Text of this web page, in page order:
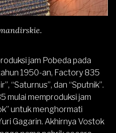
jam Pobeda pada
1950-an, Factory 835
“Saturnus”, dan “Sputnik”.
mulai memproduksi jam
untuk menghormati
Gagarin. Akhirnya Vostok